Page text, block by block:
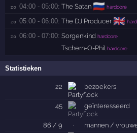
zo 04:00 - 05:00: The Satan 🇷🇺 hardcore
zo 05:00 - 06:00: The DJ Producer 🇬🇧
zo 06:00 - 07:00: Sorgenkind hardcore
Tschern-O-Phil hardcore
Statistieken
22 bezoekers
45 geïnteresseerd
86 / 9 ·
mannen /